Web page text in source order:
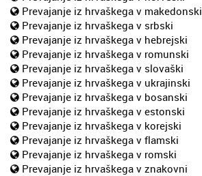
Prevajanje iz hrvaškega v makedonski
Prevajanje iz hrvaškega v srbski
Prevajanje iz hrvaškega v hebrejski
Prevajanje iz hrvaškega v romunski
Prevajanje iz hrvaškega v slovaški
Prevajanje iz hrvaškega v ukrajinski
Prevajanje iz hrvaškega v bosanski
Prevajanje iz hrvaškega v estonski
Prevajanje iz hrvaškega v korejski
Prevajanje iz hrvaškega v flamski
Prevajanje iz hrvaškega v romski
Prevajanje iz hrvaškega v znakovni